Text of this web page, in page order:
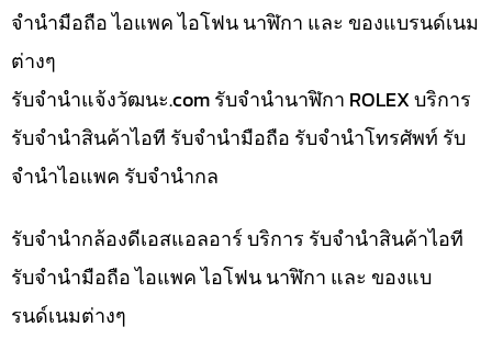
จำนำมือถือ ไอแพค ไอโฟน นาฬิกา และ ของแบรนด์เนม
ต่างๆ
รับจํานําแจ้งวัฒนะ.com รับจำนำนาฬิกา ROLEX บริการ
รับจำนำสินค้าไอที รับจำนำมือถือ รับจำนำโทรศัพท์ รับ
จำนำไอแพค รับจำนำกล
รับจำนำกล้องดีเอสแอลอาร์ บริการ รับจำนำสินค้าไอที
รับจำนำมือถือ ไอแพค ไอโฟน นาฬิกา และ ของแบ
รนด์เนมต่างๆ